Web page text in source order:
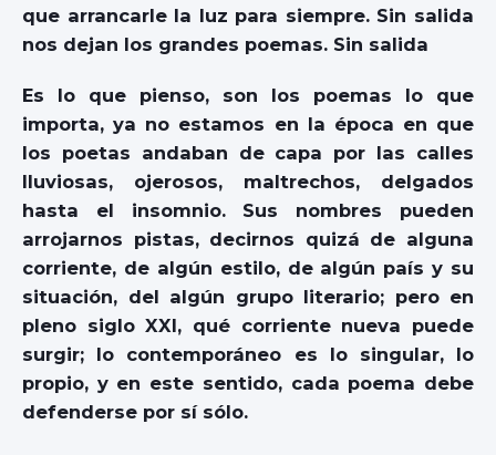
que arrancarle la luz para siempre. Sin salida
nos dejan los grandes poemas. Sin salida
Es lo que pienso, son los poemas lo que
importa, ya no estamos en la época en que
los poetas andaban de capa por las calles
lluviosas, ojerosos, maltrechos, delgados
hasta el insomnio. Sus nombres pueden
arrojarnos pistas, decirnos quizá de alguna
corriente, de algún estilo, de algún país y su
situación, del algún grupo literario; pero en
pleno siglo XXI, qué corriente nueva puede
surgir; lo contemporáneo es lo singular, lo
propio, y en este sentido, cada poema debe
defenderse por sí sólo.